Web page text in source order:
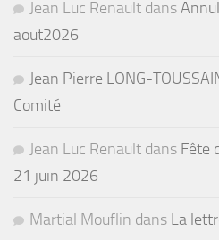
Jean Luc Renault dans
aout2026
Jean Pierre LONG-
Comité
Jean Luc Renault dans Fête
21 juin 2026
Martial Mouflin dans La